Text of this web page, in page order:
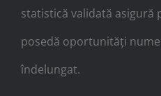
statistică validată asigură
posedă oportunități
îndelungat.